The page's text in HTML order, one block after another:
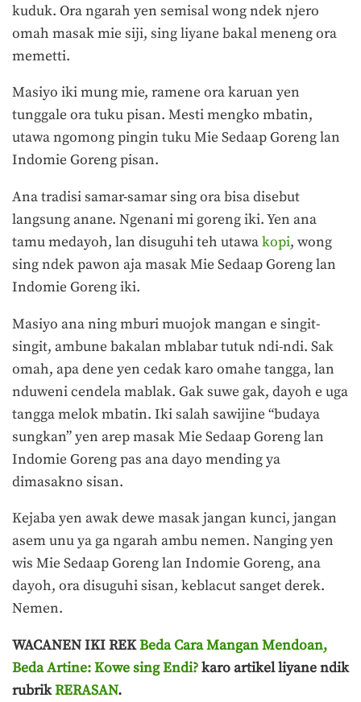
kuduk. Ora ngarah yen semisal wong ndek njero
omah masak mie siji, sing liyane bakal meneng ora
memetti.
Masiyo iki mung mie, ramene ora karuan yen
tunggale ora tuku pisan. Mesti mengko mbatin,
utawa ngomong pingin tuku Mie Sedaap Goreng lan
Indomie Goreng pisan.
Ana tradisi samar-samar sing ora bisa disebut
langsung anane. Ngenani mi goreng iki. Yen ana
tamu medayoh, lan disuguhi teh utawakopi, wong
sing ndek pawon aja masak Mie Sedaap Goreng lan
Indomie Goreng iki.
Masiyo ana ning mburi muojok mangan e singit-
singit, ambune bakalan mblabar tutuk ndi-ndi. Sak
omah, apa dene yen cedak karo omahe tangga, lan
nduweni cendela mablak. Gak suwe gak, dayoh e uga
tangga melok mbatin. Iki salah sawijine “budaya
sungkan” yen arep masak Mie Sedaap Goreng lan
Indomie Goreng pas ana dayo mending ya
dimasakno sisan.
Kejaba yen awak dewe masak jangan kunci, jangan
asem unu ya ga ngarah ambu nemen. Nanging yen
wis Mie Sedaap Goreng lan Indomie Goreng, ana
dayoh, ora disuguhi sisan, keblacut sanget derek.
Nemen.
WACANEN IKI REKBeda Cara Mangan Mendoan,
Beda Artine: Kowe sing Endi?karo artikel liyane ndik
rubrikRERASAN.